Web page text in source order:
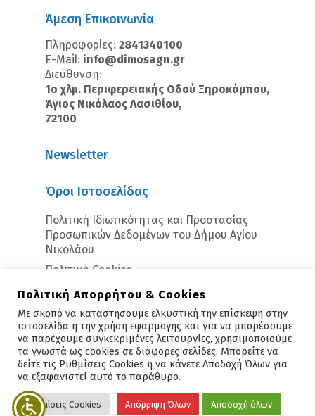
Άμεση Επικοινωνία
Πληροφορίες: 2841340100
E-Mail: info@dimosagn.gr
Διεύθυνση:
1ο χλμ. Περιφερειακής Οδού Ξηροκάμπου,
Άγιος Νικόλαος Λασιθίου,
72100
Newsletter
Όροι Ιστοσελίδας
Πολιτική Ιδιωτικότητας και Προστασίας
Προσωπικών Δεδομένων του Δήμου Αγίου
Νικολάου
Πολιτική Cookies
Copyright © 2026 - Άγιος Νικόλαος
Υλοποίηση:Polis Suite
facebook youtube
Πολιτική Απορρήτου & Cookies
Με σκοπό να καταστήσουμε ελκυστική την επίσκεψη στην
ιστοσελίδα ή την χρήση εφαρμογής και για να μπορέσουμε
να παρέχουμε συγκεκριμένες λειτουργίες, χρησιμοποιούμε
τα γνωστά ως cookies σε διάφορες σελίδες. Μπορείτε να
δείτε τις Ρυθμίσεις Cookies ή να κάνετε Αποδοχή Όλων για
να εξαφανιστεί αυτό το παράθυρο.
Ρυθμίσεις Cookies Απόρριψη Όλων Αποδοχή όλων